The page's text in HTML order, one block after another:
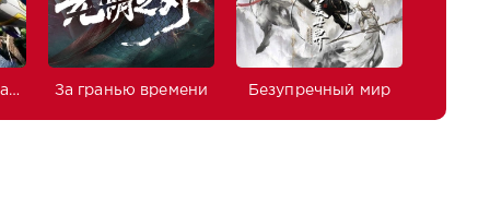
Изгнанный реинкарнированный тяжёлый рыцарь не имеет себе равных в знаниях игры За гранью времени Безупречный мир